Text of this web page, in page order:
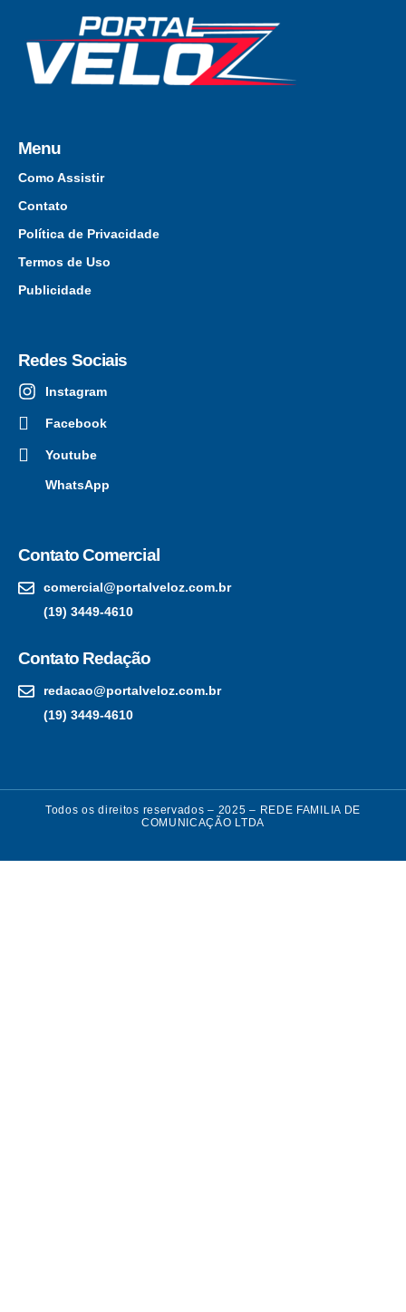
Menu
Como Assistir
Contato
Política de Privacidade
Termos de Uso
Publicidade
Redes Sociais
Instagram
Facebook
Youtube
WhatsApp
Contato Comercial
comercial@portalveloz.com.br
(19) 3449-4610
Contato Redação
redacao@portalveloz.com.br
(19) 3449-4610
Todos os direitos reservados – 2025 – REDE FAMILIA DE
COMUNICAÇÃO LTDA